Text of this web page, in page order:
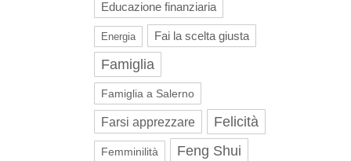
Educazione finanziaria
Energia Fai la scelta giusta
Famiglia
Famiglia a Salerno
Farsi apprezzare Felicità
Femminilità
Feng Shui